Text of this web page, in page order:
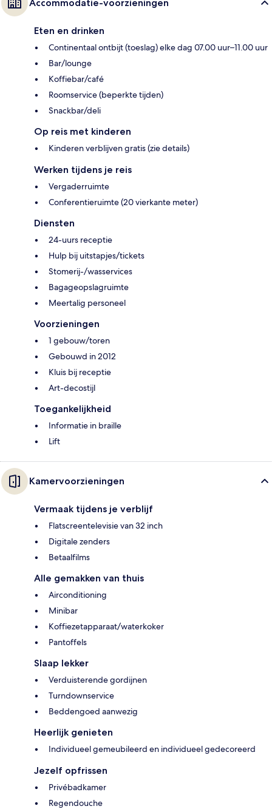
Accommodatie-voorzieningen
Eten en drinken
Continentaal ontbijt (toeslag) elke dag 07.00 uur–11.00 uur
Bar/lounge
Koffiebar/café
Roomservice (beperkte tijden)
Snackbar/deli
Op reis met kinderen
Kinderen verblijven gratis (zie details)
Werken tijdens je reis
Vergaderruimte
Conferentieruimte (20 vierkante meter)
Diensten
24-uurs receptie
Hulp bij uitstapjes/tickets
Stomerij-/wasservices
Bagageopslagruimte
Meertalig personeel
Voorzieningen
1 gebouw/toren
Gebouwd in 2012
Kluis bij receptie
Art-decostijl
Toegankelijkheid
Informatie in braille
Lift
Kamervoorzieningen
Vermaak tijdens je verblijf
Flatscreentelevisie van 32 inch
Digitale zenders
Betaalfilms
Alle gemakken van thuis
Airconditioning
Minibar
Koffiezetapparaat/waterkoker
Pantoffels
Slaap lekker
Verduisterende gordijnen
Turndownservice
Beddengoed aanwezig
Heerlijk genieten
Individueel gemeubileerd en individueel gedecoreerd
Jezelf opfrissen
Privébadkamer
Regendouche